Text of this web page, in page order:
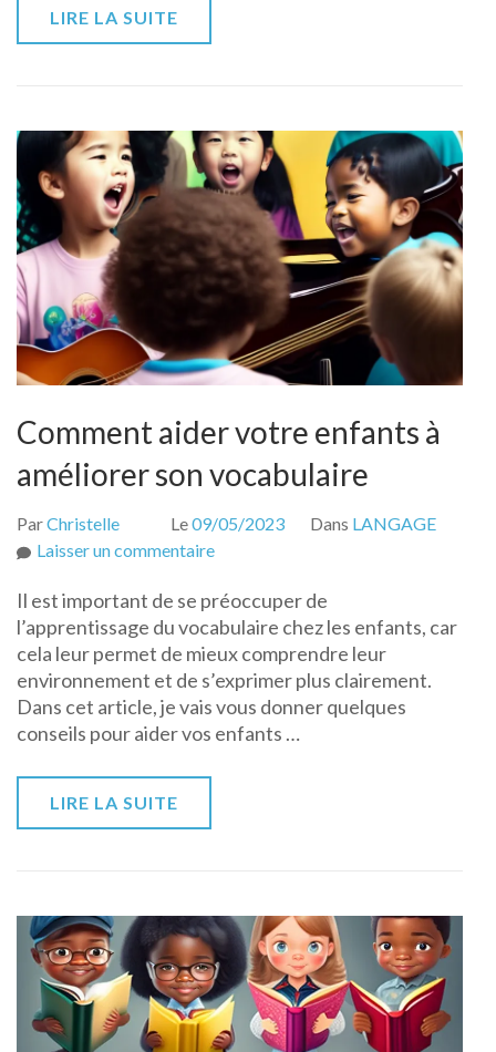
LIRE LA SUITE
Comment aider votre enfants à
améliorer son vocabulaire
ParChristelle Le09/05/2023 Dans LANGAGE
Laisser un commentairesur
aider
votre
enfants
à
améliorer
son
Il est important de se préoccuper de
l’apprentissage du vocabulaire chez les enfants, car
cela leur permet de mieux comprendre leur
environnement et de s’exprimer plus clairement.
Dans cet article, je vais vous donner quelques
conseils pour aider vos enfants …
LIRE LA SUITE